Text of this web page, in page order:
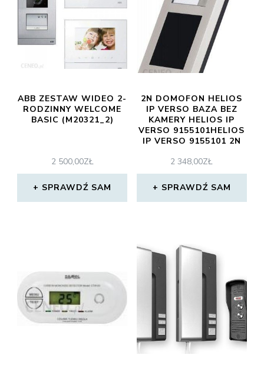
ABB ZESTAW WIDEO 2-
RODZINNY WELCOME
BASIC (M20321_2)
2 500,00ZŁ
SPRAWDŹ SAM
2N DOMOFON HELIOS
IP VERSO BAZA BEZ
KAMERY HELIOS IP
VERSO 9155101HELIOS
IP VERSO 9155101 2N
9155101
2 348,00ZŁ
SPRAWDŹ SAM